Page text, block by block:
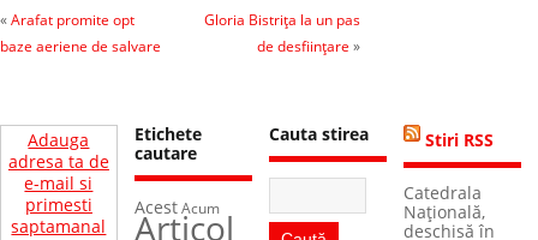
«Arafat promite opt
baze aeriene de salvare
Gloria Bistriţa la un pas
de desfiinţare »
Adauga
adresa ta de
e-mail si
primesti
saptamanal
Etichete
cautare
Acest Acum
Articol
Cauta stirea Stiri RSS
Catedrala
Naţională,
deschisă în